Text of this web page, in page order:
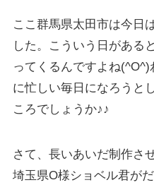
ここ群馬県太田市は今日
した。こういう日がある
ってくるんですよね
に忙しい毎日になろうと
ころでしょうか♪♪
さて、長いあいだ制作さ
埼玉県O様ショベル君が